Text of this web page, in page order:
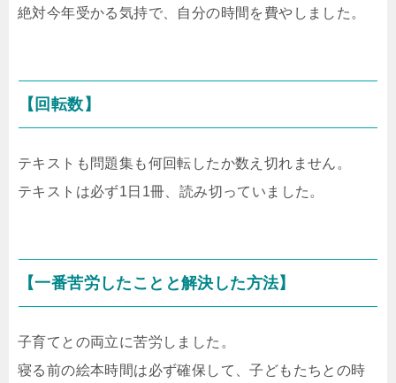
絶対今年受かる気持で、自分の時間を費やしました。
【回転数】
テキストも問題集も何回転したか数え切れません。
テキストは必ず1日1冊、読み切っていました。
【一番苦労したことと解決した方法】
子育てとの両立に苦労しました。
寝る前の絵本時間は必ず確保して、子どもたちとの時